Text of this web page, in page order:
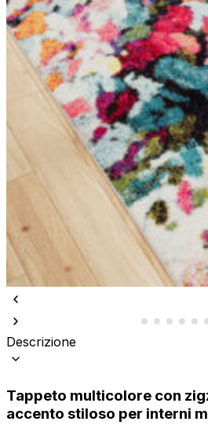
Descrizione
Tappeto multicolore con
accento stiloso per interni